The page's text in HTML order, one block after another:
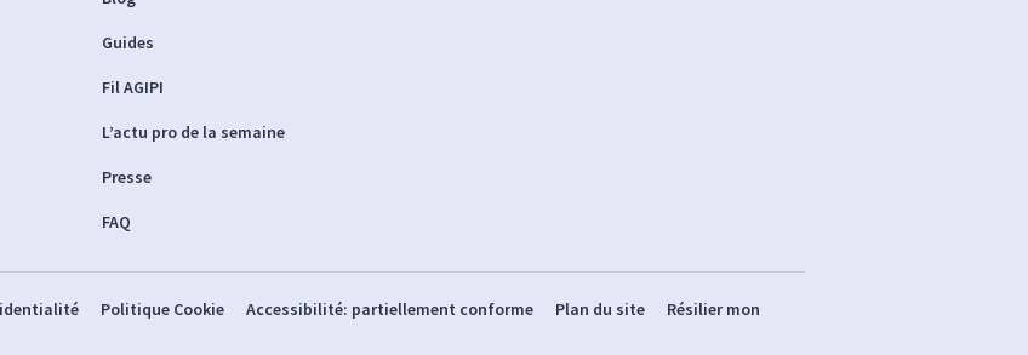
Guides
Fil AGIPI
L’actu pro de la semaine
Presse
FAQ
Politique Cookie Accessibilité: partiellement conforme Plan du site Résilier mon